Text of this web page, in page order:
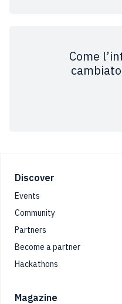
Come
Footer
Discover
Events
Community
Partners
Become a partner
Hackathons
Magazine